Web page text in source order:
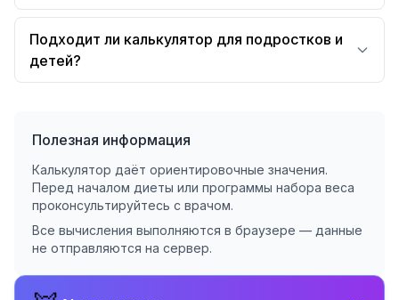
Подходит ли калькулятор для подростков и
детей?
Полезная информация
Калькулятор даёт ориентировочные значения.
Перед началом диеты или программы набора веса
проконсультируйтесь с врачом.
Все вычисления выполняются в браузере — данные
не отправляются на сервер.